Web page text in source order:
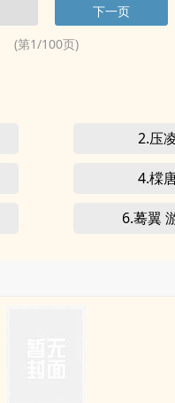
下一页
(第1/100页)
2.压
4.橖
6.蓦翼